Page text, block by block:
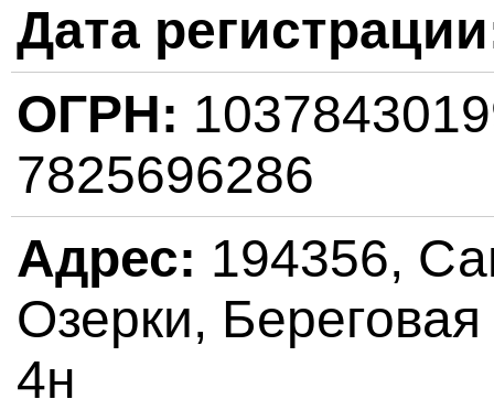
Дата
ОГРН:
7825696286
Адрес: 194356,
Озерки,
4н